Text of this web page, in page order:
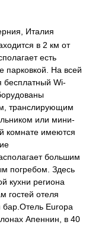
Италия
в 2 км от
есть
парковкой. На всей
бесплатный Wi-
транслирующим
или мини-
комнате имеются
большим
погребом. Здесь
кухни региона
гостей отеля
Europa
Апеннин, в 40